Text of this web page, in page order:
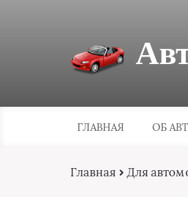
ГЛАВНАЯ ОБ
Главная Для